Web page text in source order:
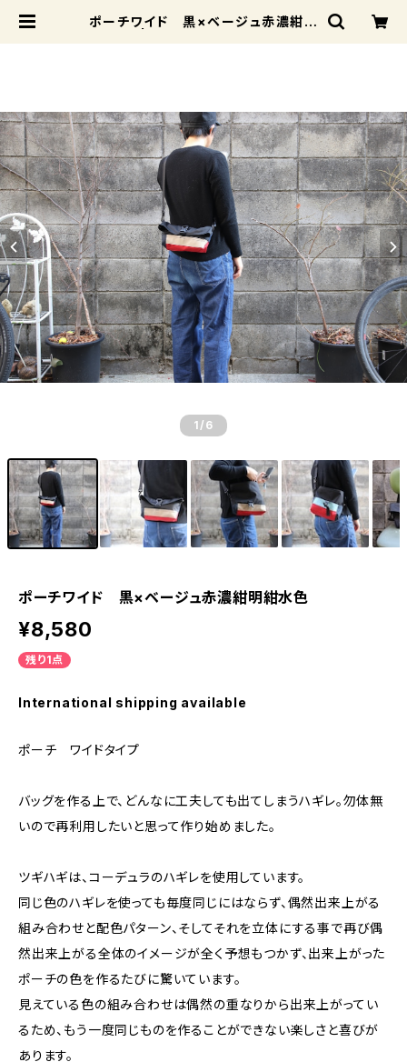
ポーチワイド 黒×ベージュ赤濃紺明
1 /6
ポーチワイド 黒×ベージュ赤濃紺明紺水色
¥8,580
残り1点
International shipping available
ポーチ ワイドタイプ
バッグを作る上で、どんなに工夫しても出てしまうハギレ。勿体無
いので再利用したいと思って作り始めました。
ツギハギは、コーデュラのハギレを使用しています。
同じ色のハギレを使っても毎度同じにはならず、偶然出来上がる
組み合わせと配色パターン、そしてそれを立体にする事で再び偶
然出来上がる全体のイメージが全く予想もつかず、出来上がった
ポーチの色を作るたびに驚いています。
見えている色の組み合わせは偶然の重なりから出来上がってい
るため、もう一度同じものを作ることができない楽しさと喜びが
あります。